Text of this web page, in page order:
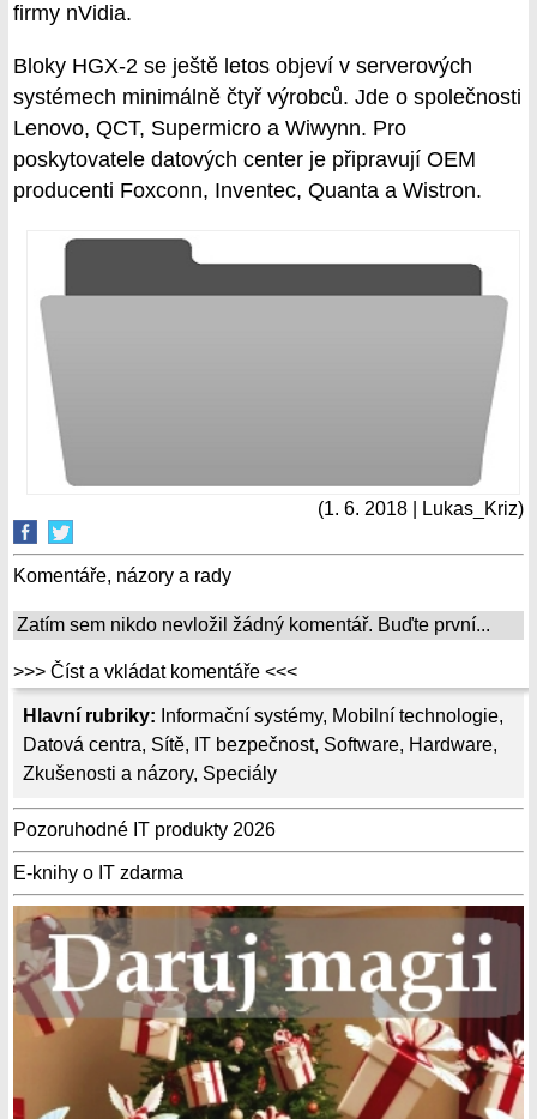
Hlavní rubriky: Informační systémy, Mobilní technologie,
Datová centra, Sítě, IT bezpečnost, Software, Hardware,
Zkušenosti a názory, Speciály
Pozoruhodné IT produkty 2026
E-knihy o IT zdarma
firmy nVidia.
Bloky HGX-2 se ještě letos objeví v serverových
systémech minimálně čtyř výrobců. Jde o společnosti
Lenovo, QCT, Supermicro a Wiwynn. Pro
poskytovatele datových center je připravují OEM
producenti Foxconn, Inventec, Quanta a Wistron.
(1. 6. 2018 | Lukas_Kriz)
Komentáře, názory a rady
Zatím sem nikdo nevložil žádný komentář. Buďte první...
>>> Číst a vkládat komentáře <<<